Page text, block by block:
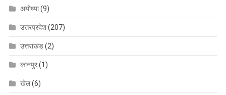
अयोध्या(9)
उत्तरप्रदेश(207)
उत्तराखंड(2)
कानपुर(1)
खेल(6)